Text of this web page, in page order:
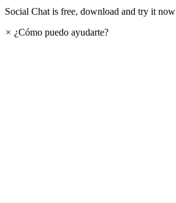
Social Chat is free, download and try it now
× ¿Cómo puedo ayudarte?